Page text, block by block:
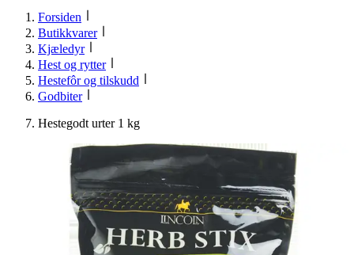
Forsiden
Butikkvarer
Kjæledyr
Hest og rytter
Hestefôr og tilskudd
Godbiter
Hestegodt urter 1 kg